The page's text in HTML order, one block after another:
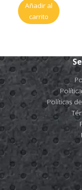
Añadir al
carrito
Políticas